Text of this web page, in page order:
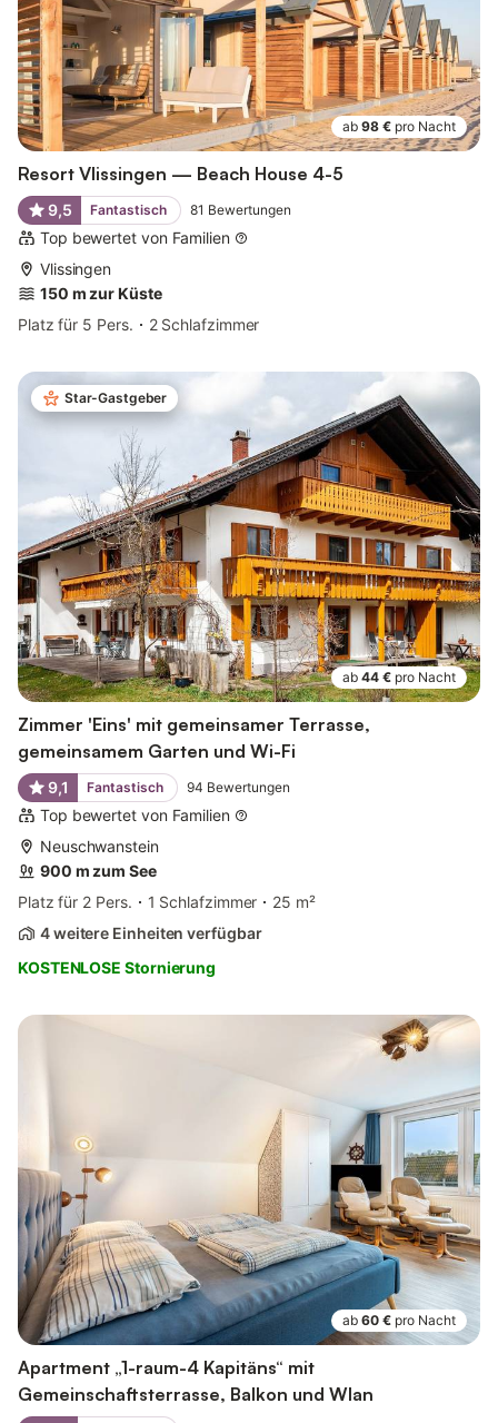
ab 98 € pro Nacht
Resort Vlissingen — Beach House 4-5
9,5 Fantastisch 81 Bewertungen
Top bewertet von Familien
Vlissingen
150 m zur Küste
Platz für 5 Pers.
2 Schlafzimmer
Star-Gastgeber
ab 44 € pro Nacht
Zimmer 'Eins' mit gemeinsamer Terrasse,
gemeinsamem Garten und Wi-Fi
9,1 Fantastisch 94 Bewertungen
Top bewertet von Familien
Neuschwanstein
900 m zum See
Platz für 2 Pers.
1 Schlafzimmer
25 m²
4 weitere Einheiten verfügbar
KOSTENLOSE Stornierung
ab 60 € pro Nacht
Apartment „1-raum-4 Kapitäns“ mit
Gemeinschaftsterrasse, Balkon und Wlan